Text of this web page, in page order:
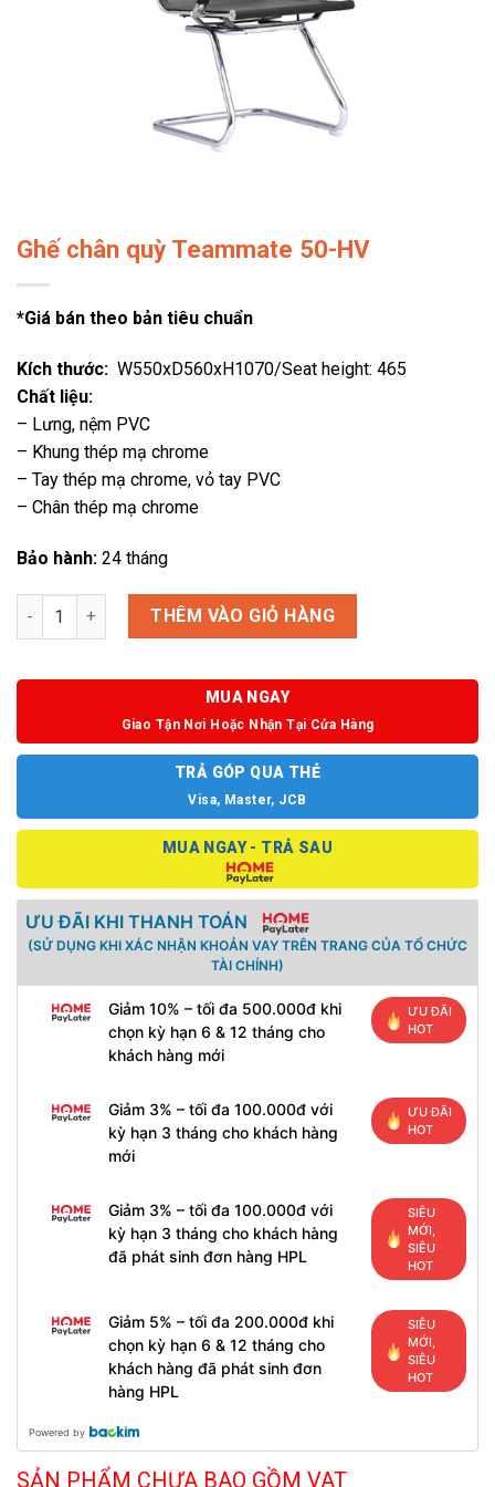
Ghế chân quỳ Teammate 50-HV
*Giá bán theo bản tiêu chuẩn
Kích thước: W550xD560xH1070/Seat height: 465
Chất liệu:
– Lưng, nệm PVC
– Khung thép mạ chrome
– Tay thép mạ chrome, vỏ tay PVC
– Chân thép mạ chrome
Bảo hành: 24 tháng
Ghế chân quỳ Teammate 50-HV số lượng
THÊM VÀO GIỎ HÀNG
MUA NGAY
Giao Tận Nơi Hoặc Nhận Tại Cửa Hàng
TRẢ GÓP QUA THẺ
Visa, Master, JCB
MUA NGAY - TRẢ SAU
ƯU ĐÃI KHI THANH TOÁN
(SỬ DỤNG KHI XÁC NHẬN KHOẢN VAY TRÊN TRANG CỦA TỔ CHỨC
TÀI CHÍNH)
Giảm 10% – tối đa 500.000đ khi
chọn kỳ hạn 6 & 12 tháng cho
khách hàng mới
ƯU ĐÃI
HOT
Giảm 3% – tối đa 100.000đ với
kỳ hạn 3 tháng cho khách hàng
mới
ƯU ĐÃI
HOT
Giảm 3% – tối đa 100.000đ với
kỳ hạn 3 tháng cho khách hàng
đã phát sinh đơn hàng HPL
SIÊU
MỚI,
SIÊU
HOT
Giảm 5% – tối đa 200.000đ khi
chọn kỳ hạn 6 & 12 tháng cho
khách hàng đã phát sinh đơn
hàng HPL
SIÊU
MỚI,
SIÊU
HOT
Powered by
SẢN PHẨM CHƯA BAO GỒM VAT